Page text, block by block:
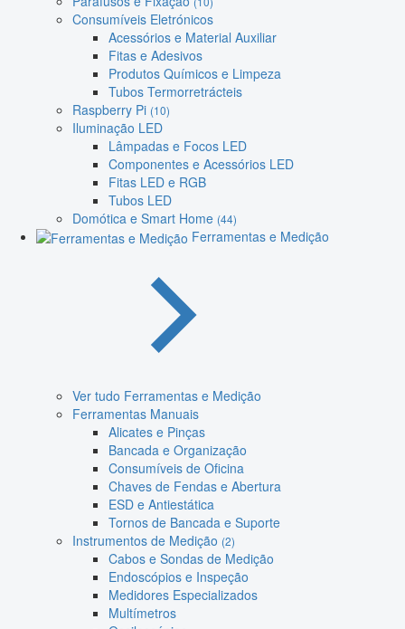
Consumíveis Eletrónicos
Acessórios e Material Auxiliar
Fitas e Adesivos
Produtos Químicos e Limpeza
Tubos Termorretrácteis
Raspberry Pi (10)
Iluminação LED
Lâmpadas e Focos LED
Componentes e Acessórios LED
Fitas LED e RGB
Tubos LED
Domótica e Smart Home (44)
Ferramentas e Medição
Ver tudo Ferramentas e Medição
Ferramentas Manuais
Alicates e Pinças
Bancada e Organização
Consumíveis de Oficina
Chaves de Fendas e Abertura
ESD e Antiestática
Tornos de Bancada e Suporte
Instrumentos de Medição (2)
Cabos e Sondas de Medição
Endoscópios e Inspeção
Medidores Especializados
Multímetros